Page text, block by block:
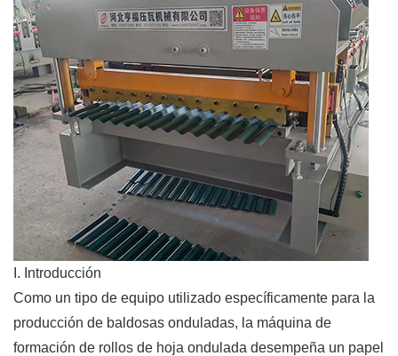
I. Introducción
Como un tipo de equipo utilizado específicamente para la
producción de baldosas onduladas, la máquina de
formación de rollos de hoja ondulada desempeña un papel